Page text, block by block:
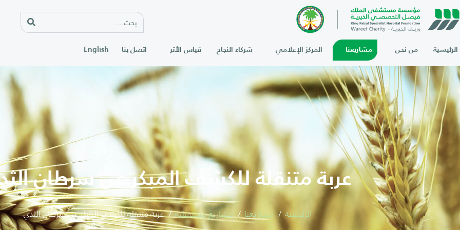
الرئيسية من نحن مشاريعنا المركز الإعلامي شركاء النجاح قياس الأثر اتصل بنا English
عربة متنقلة للكشف المبكر عن سرطان
الرئيسية مشاريعنا مشاريع مستقبلية عربة متنقلة للكشف المبكر عن سرطان الثدي